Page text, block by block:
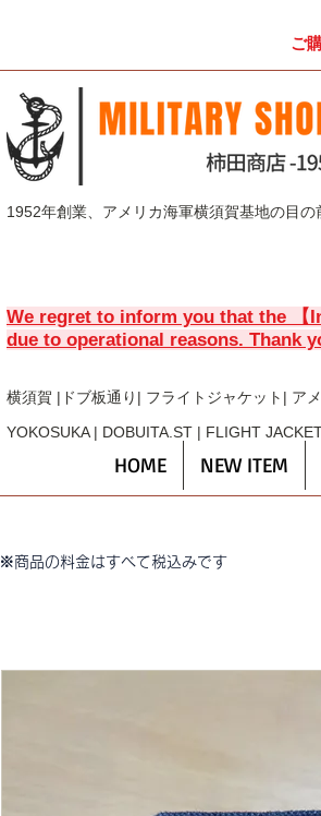
ご
1952年創業、アメリカ海軍横須賀基地の目
We regret to inform you that the 【
due to operational reasons. Thank
横須賀 |ドブ板通り| フライト ジャケット| ア
YOKOSUKA | DOBUITA.ST | FLIGHT
HOME NEW ITEM
※商品の料金はすべて税込みです